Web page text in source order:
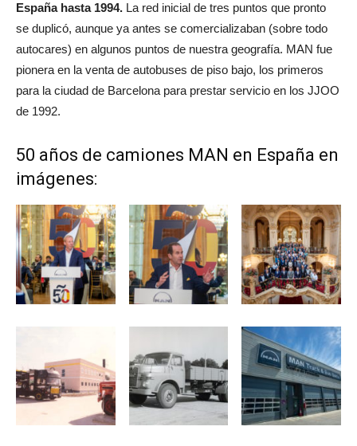
España hasta 1994. La red inicial de tres puntos que pronto
se duplicó, aunque ya antes se comercializaban (sobre todo
autocares) en algunos puntos de nuestra geografía. MAN fue
pionera en la venta de autobuses de piso bajo, los primeros
para la ciudad de Barcelona para prestar servicio en los JJOO
de 1992.
50 años de camiones MAN en España en
imágenes: